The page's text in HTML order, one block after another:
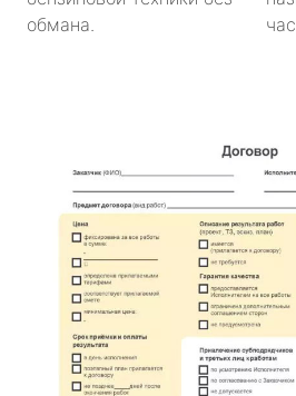
обмана.